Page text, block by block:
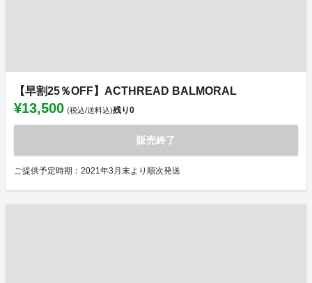
【早割25％OFF】ACTHREAD BALMORAL
¥13,500 (税込/送料込)残り0
販売終了
ご提供予定時期：2021年3月末より順次発送